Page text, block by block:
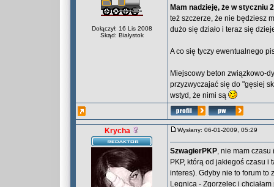
Dołączył: 16 Lis 2008
Skąd: Białystok
Mam nadzieję, że w styczniu
też szczerze, że nie będziesz
dużo się działo i teraz się
A co się tyczy ewentualnego
Miejscowy beton związkowo-
przyzwyczajać się do "gęsiej
wstyd, że nimi są
Krycha Wysłany: 06-01-2009, 05:29
SzwagierPKP, nie mam czasu
PKP, którą od jakiegoś czasu i
interes). Gdyby nie to forum to
Legnica - Zgorzelec i